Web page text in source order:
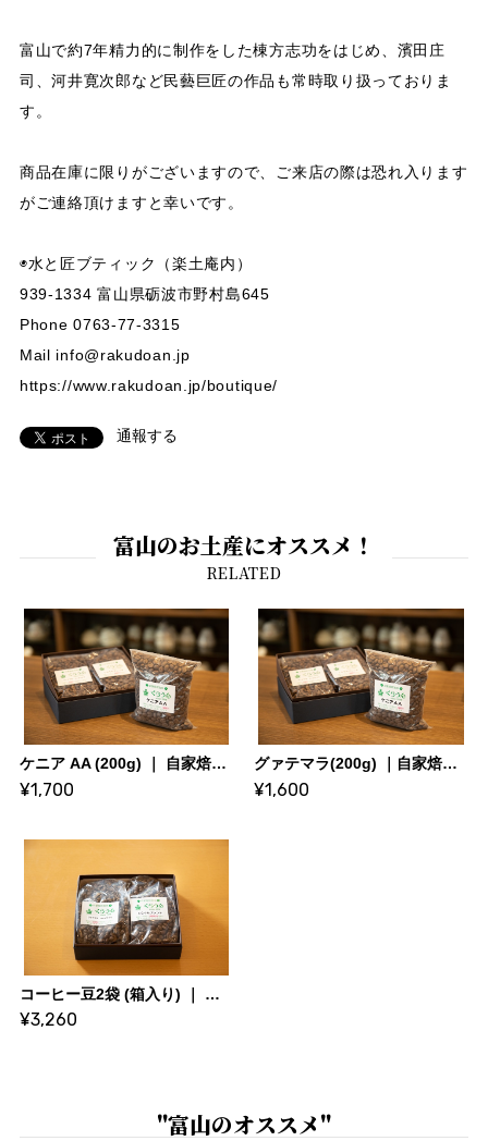
富山で約7年精力的に制作をした棟方志功をはじめ、濱田庄
司、河井寛次郎など民藝巨匠の作品も常時取り扱っておりま
す。
商品在庫に限りがございますので、ご来店の際は恐れ入ります
がご連絡頂けますと幸いです。
◉水と匠ブティック（楽土庵内）
939-1334 富山県砺波市野村島645
Phone 0763-77-3315
Mail info@rakudoan.jp
https://www.rakudoan.jp/boutique/
通報する
富山のお土産にオススメ！
ケニア AA (200g) ｜ 自家焙煎珈琲くらうん
¥1,700
グァテマラ(200g) ｜自家焙煎珈琲くらうん
¥1,600
コーヒー豆2袋 (箱入り) ｜ 自家焙煎珈琲くらうん
¥3,260
"富山のオススメ"